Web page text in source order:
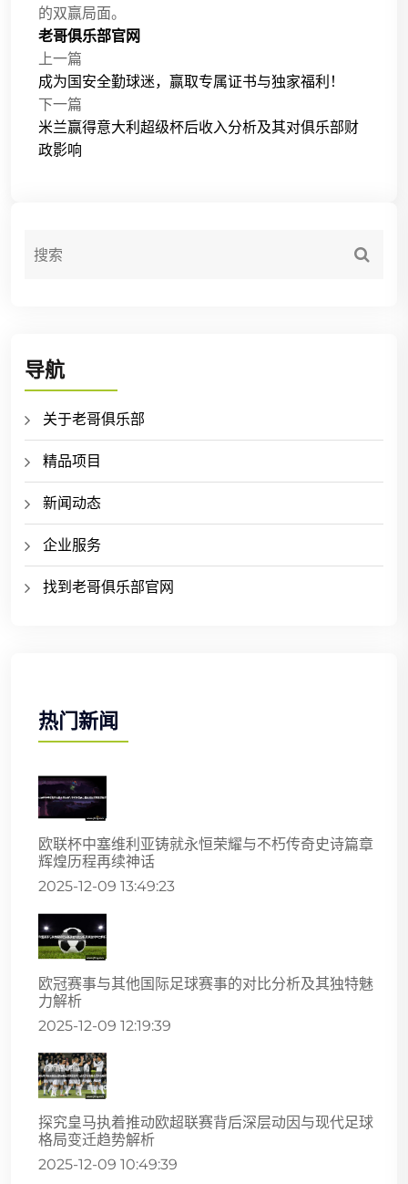
的双赢局面。
老哥俱乐部官网
上一篇
成为国安全勤球迷，赢取专属证书与独家福利！
下一篇
米兰赢得意大利超级杯后收入分析及其对俱乐部财
政影响
导航
关于老哥俱乐部
精品项目
新闻动态
企业服务
找到老哥俱乐部官网
热门新闻
欧联杯中塞维利亚铸就永恒荣耀与不朽传奇史诗篇章
辉煌历程再续神话
2025-12-09 13:49:23
欧冠赛事与其他国际足球赛事的对比分析及其独特魅
力解析
2025-12-09 12:19:39
探究皇马执着推动欧超联赛背后深层动因与现代足球
格局变迁趋势解析
2025-12-09 10:49:39